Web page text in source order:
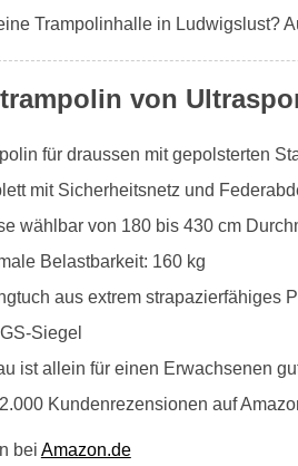
Trampolinhalle in Ludwigslust?
von
für draussen mit gepolsterten
mit Sicherheitsnetz und
wählbar von 180 bis 430 cm
Belastbarkeit: 160 kg
aus extrem strapazierfähiges
Siegel
ist allein für einen Erwachsenen
Kundenrezensionen auf
bei Amazon.de